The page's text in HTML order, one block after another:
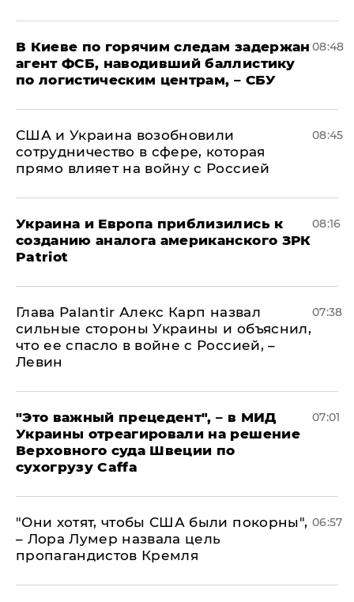
В Киеве по горячим следам задержан
агент ФСБ, наводивший баллистику
по логистическим центрам, – СБУ
08:48
США и Украина возобновили
сотрудничество в сфере, которая
прямо влияет на войну с Россией
08:45
Украина и Европа приблизились к
созданию аналога американского ЗРК
Patriot
08:16
Глава Palantir Алекс Карп назвал
сильные стороны Украины и объяснил,
что ее спасло в войне с Россией, –
Левин
07:38
"Это важный прецедент", – в МИД
Украины отреагировали на решение
Верховного суда Швеции по
сухогрузу Caffa
07:01
"Они хотят, чтобы США были покорны",
– Лора Лумер назвала цель
пропагандистов Кремля
06:57